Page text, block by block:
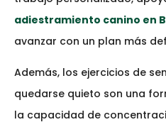
adiestramiento canino en
avanzar con un plan más
Además, los ejercicios de
quedarse quieto son una
la capacidad de